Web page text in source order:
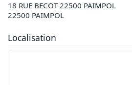
18 RUE BECOT 22500 PAIMPOL
22500 PAIMPOL
Localisation